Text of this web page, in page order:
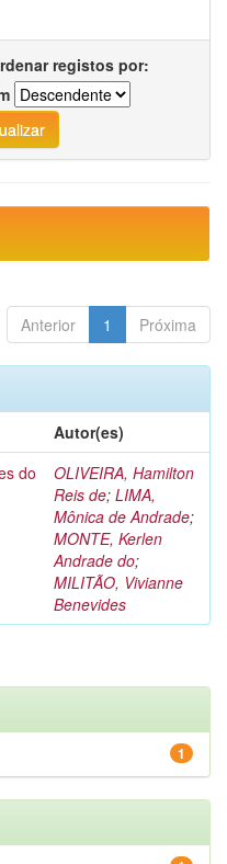
registos por:
Anterior 1 Próxima
Autor(es)
do
OLIVEIRA, Hamilton
Reis de; LIMA,
Mônica de Andrade;
MONTE, Kerlen
Andrade do;
MILITÃO, Vivianne
Benevides
1